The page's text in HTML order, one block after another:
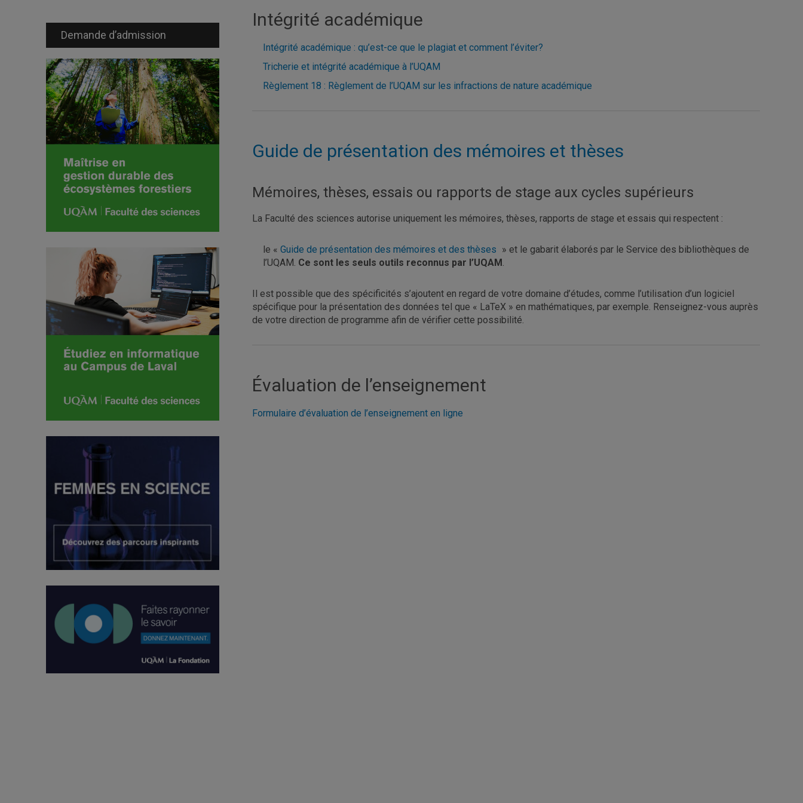
Demande d’admission
Intégrité académique
Intégrité académique : qu’est-ce que le plagiat et comment l’éviter?
Tricherie et intégrité académique à l’UQAM
Règlement 18 : Règlement de l’UQAM sur les infractions de nature académique
Guide de présentation des mémoires et thèses
Mémoires, thèses, essais ou rapports de stage aux cycles supérieurs
La Faculté des sciences autorise uniquement les mémoires, thèses, rapports de stage et essais qui respectent :
le « Guide de présentation des mémoires et des thèses » et le gabarit élaborés par le Service des bibliothèques de
l’UQAM. Ce sont les seuls outils reconnus par l’UQAM
Il est possible que des spécificités s’ajoutent en regard de votre domaine d’études, comme l’utilisation d’un logiciel
spécifique pour la présentation des données tel que « LaTeX » en mathématiques, par exemple. Renseignez-vous auprès
de votre direction de programme afin de vérifier cette possibilité.
Évaluation de l’enseignement
Formulaire d’évaluation de l’enseignement en ligne